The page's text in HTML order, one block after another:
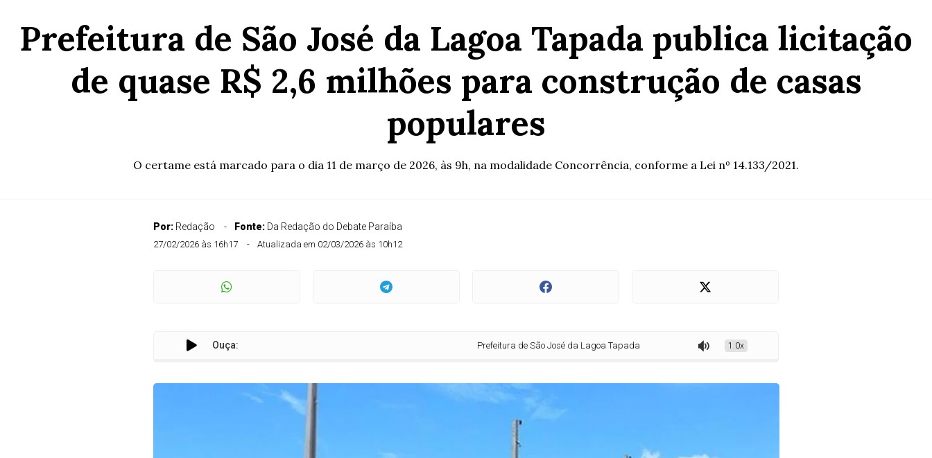
Prefeitura de São José da Lagoa Tapada publica licitação
de quase R$ 2,6 milhões para construção de casas
populares
O certame está marcado para o dia 11 de março de 2026, às 9h, na modalidade Concorrência, conforme a Lei nº 14.133/2021.
Por: Redação Fonte: Da Redação do Debate Paraíba
27/02/2026 às 16h17 Atualizada em 02/03/2026 às 10h12
Ouça: Prefeitura de São José da Lagoa Tapada publica licitação de quase R$ 2,6 milhões para construção de casas populares
1.0x